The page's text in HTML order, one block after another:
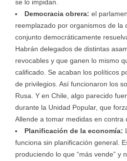
se lo impidan.
Democracia obrera: el
reemplazado por organismos de la
conjunto democráticamente
Habrán delegados de distintas
revocables y que ganen lo mismo
calificado. Se acaban los políticos
de privilegios. Así funcionaron los
Rusa. Y en Chile, algo parecido
durante la Unidad Popular, que
Allende a tomar medidas en contra
Planificación de la economía:
funciona sin planificación general.
produciendo lo que “más vende” y